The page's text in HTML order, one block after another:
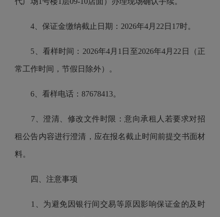
4、保证金缴纳截止日期：2026年4月22日17时。
5、看样时间：2026年4月1日至2026年4月22日（正
常工作时间，节假日除外）。
6、看样电话：87678413。
7、澄清、修改文件时限：意向承租人若要求对招
租公告内容进行澄清，应在报名截止时间前提交书面材
料。
四、注意事项
1、为避免因银行间交易等原因影响保证金的及时